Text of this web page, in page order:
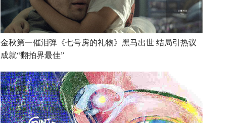
金秋第一催泪弹《七号房的礼物》黑马出世 结局引热议
成就“翻拍界最佳”